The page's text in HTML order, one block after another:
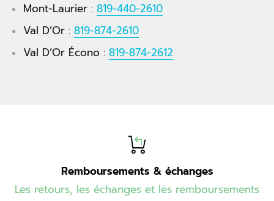
Mont-Laurier : 819-440-2610
Val D’Or : 819-874-2610
Val D’Or Écono : 819-874-2612
Remboursements & échanges
Les retours, les échanges et les remboursements